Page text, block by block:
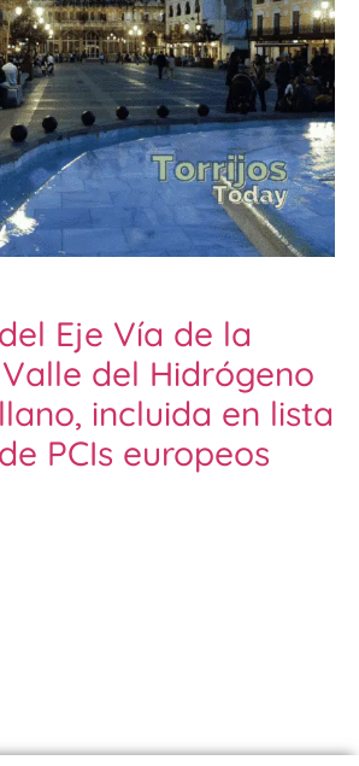
Eje Vía de la
del Hidrógeno
incluida en lista
PCIs europeos